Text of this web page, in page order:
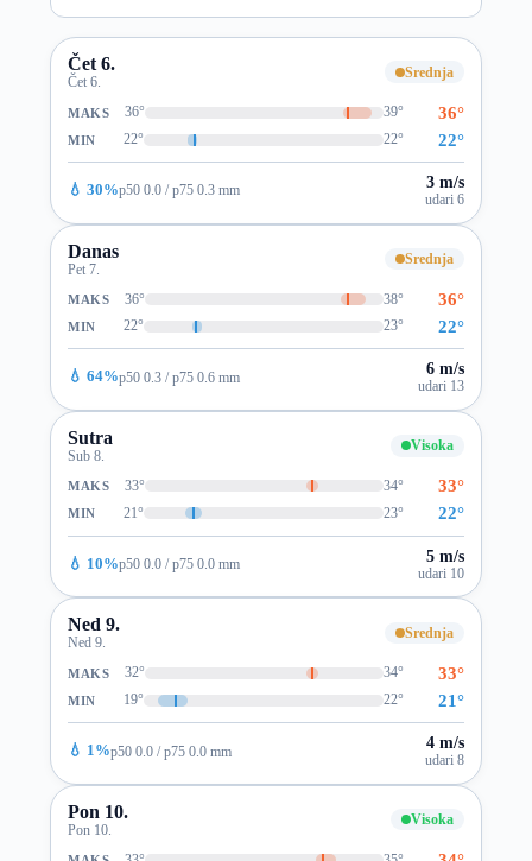
Čet 6.
Čet 6.
Srednja
MAKS 36° 39° 36°
MIN 22° 22° 22°
💧 30%p50 0.0 / p75 0.3 mm 3 m/s
udari 6
Danas
Pet 7.
Srednja
MAKS 36° 38° 36°
MIN 22° 23° 22°
💧 64%p50 0.3 / p75 0.6 mm 6 m/s
udari 13
Sutra
Sub 8.
Visoka
MAKS 33° 34° 33°
MIN 21° 23° 22°
💧 10%p50 0.0 / p75 0.0 mm 5 m/s
udari 10
Ned 9.
Ned 9.
Srednja
MAKS 32° 34° 33°
MIN 19° 22° 21°
💧 1%p50 0.0 / p75 0.0 mm 4 m/s
udari 8
Pon 10.
Pon 10.
Visoka